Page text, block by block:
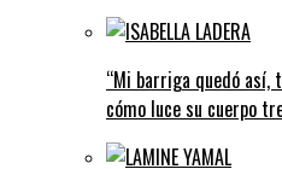
“Mi barriga quedó así,
cómo luce su cuerpo